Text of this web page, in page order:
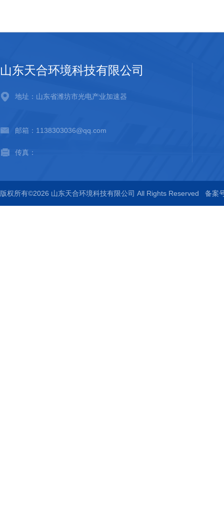
山东天合环境科技有限公司
地址：山东省潍坊市光电产业加速器
邮箱：1138303036@qq.com
传真：
版权所有©2026 山东天合环境科技有限公司 All Rights Reserved 备案